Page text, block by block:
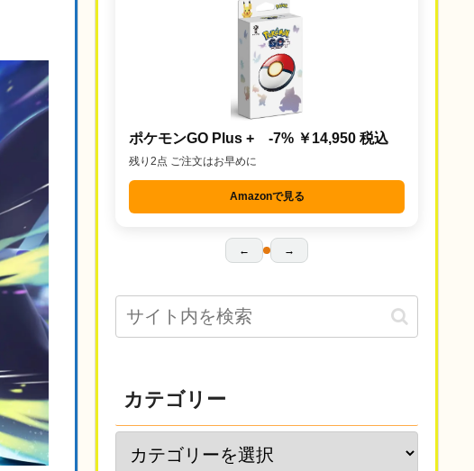
ポケモンGO Plus + -7% ￥14,950 税込
残り2点 ご注文はお早めに
Amazonで見る
← →
カテゴリー